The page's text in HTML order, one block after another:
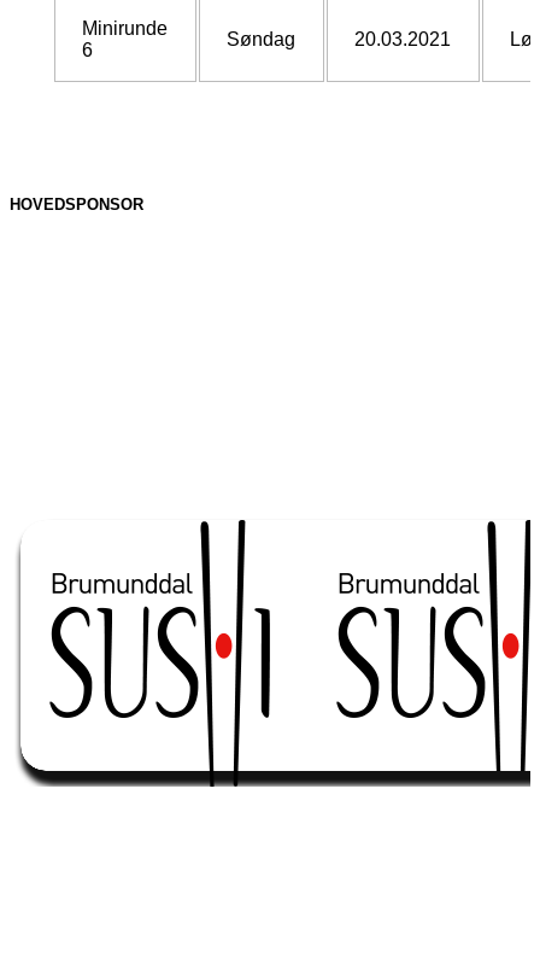
Minirunde
6
Søndag 20.03.2021
HOVEDSPONSOR